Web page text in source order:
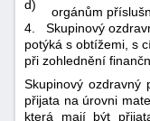
d)
orgánům
4.
Skupinový
potýká s obtížemi, s
při zohlednění
Skupinový
přijata na úrovni
která mají být